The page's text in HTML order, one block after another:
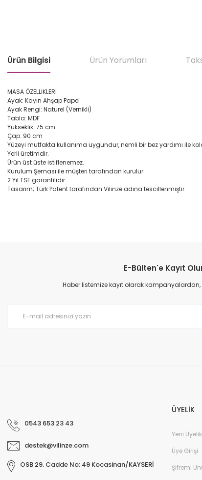
Ürün Bilgisi Ürün Yorumları
MASA ÖZELLİKLERİ
Ayak: Kayın Ahşap Papel
Ayak Rengi: Naturel (Vernikli)
Tabla: MDF
Yükseklik: 75 cm
Çap: 90 cm
Yüzeyi mutfakta kullanıma uygundur, nemli bir bez yardımı ile
Yerli üretimdir.
Ürün üst üste istiflenemez.
Kurulum Şeması ile müşteri tarafından kurulur.
2 Yıl TSE garantilidir.
Tasarım; Türk Patent tarafından Vilinze adına tescillenmiştir.
Ürün resmi kalitesiz, bozuk veya görüntülenemiyor.
Ürün açıklamasında eksik bilgiler bulunuyor.
E-Bülten'e Kayıt
Haber listemize kayıt olarak
0543 653 23 43
destek@vilinze.com
OSB 29. Cadde No: 49 Kocasinan/KAYSERİ
ÜYELİK
Yeni Üyelik
Üye Girişi
Şifremi